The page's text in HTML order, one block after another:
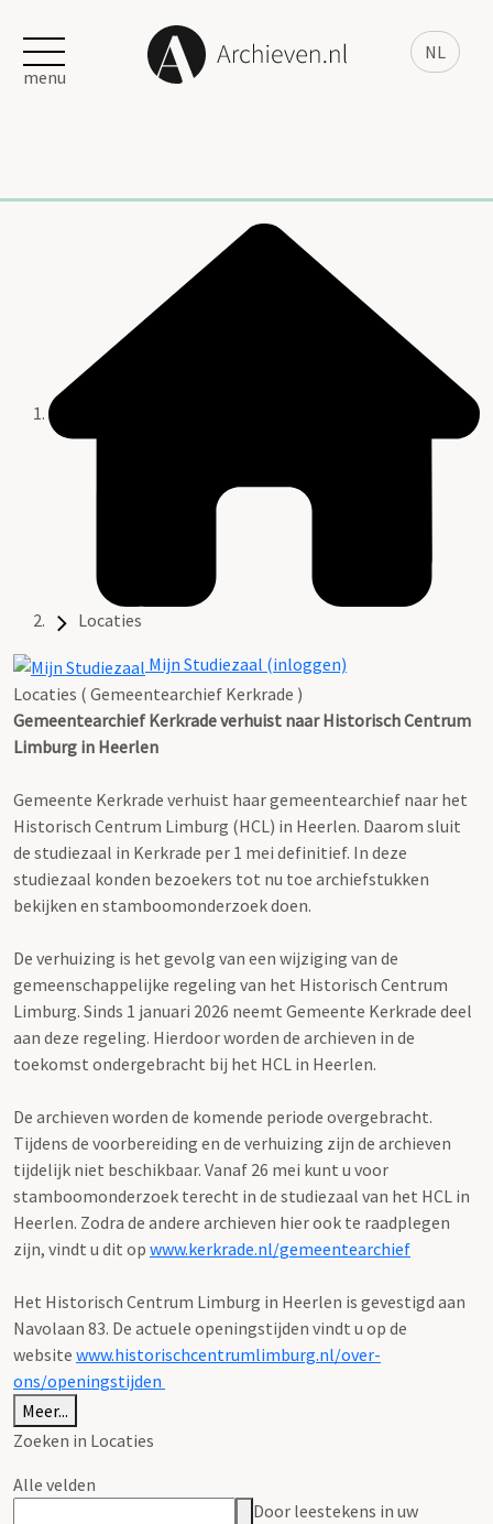
NL
menu
Locaties
Mijn Studiezaal (inloggen)
Locaties ( Gemeentearchief Kerkrade )
Gemeentearchief Kerkrade verhuist naar Historisch Centrum
Limburg in Heerlen
Gemeente Kerkrade verhuist haar gemeentearchief naar het
Historisch Centrum Limburg (HCL) in Heerlen. Daarom sluit
de studiezaal in Kerkrade per 1 mei definitief. In deze
studiezaal konden bezoekers tot nu toe archiefstukken
bekijken en stamboomonderzoek doen.
De verhuizing is het gevolg van een wijziging van de
gemeenschappelijke regeling van het Historisch Centrum
Limburg. Sinds 1 januari 2026 neemt Gemeente Kerkrade deel
aan deze regeling. Hierdoor worden de archieven in de
toekomst ondergebracht bij het HCL in Heerlen.
De archieven worden de komende periode overgebracht.
Tijdens de voorbereiding en de verhuizing zijn de archieven
tijdelijk niet beschikbaar. Vanaf 26 mei kunt u voor
stamboomonderzoek terecht in de studiezaal van het HCL in
Heerlen. Zodra de andere archieven hier ook te raadplegen
zijn, vindt u dit op www.kerkrade.nl/gemeentearchief
Het Historisch Centrum Limburg in Heerlen is gevestigd aan
Navolaan 83. De actuele openingstijden vindt u op de
website www.historischcentrumlimburg.nl/over-
ons/openingstijden
Meer...
Zoeken in Locaties
Alle velden
Door leestekens in uw